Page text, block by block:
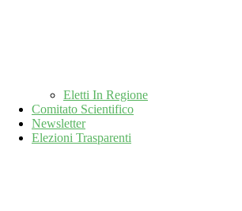
Eletti In Regione
Comitato Scientifico
Newsletter
Elezioni Trasparenti